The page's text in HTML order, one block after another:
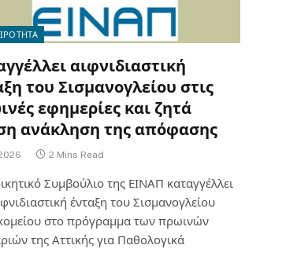
αιφνιδιαστική
του Σισμανογλείου στις
εφημερίες και ζητά
ανάκληση της απόφασης
2 Mins Read
Συμβούλιο της ΕΙΝΑΠ καταγγέλλει
ένταξη του Σισμανογλείου
στο πρόγραμμα των πρωινών
της Αττικής για Παθολογικά